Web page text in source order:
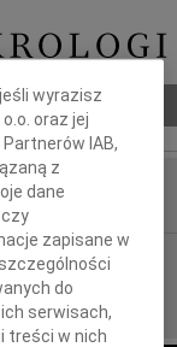
wyrazisz
oraz jej
Partnerów IAB,
z
dane
czy
zapisane w
do
serwisach,
treści w nich